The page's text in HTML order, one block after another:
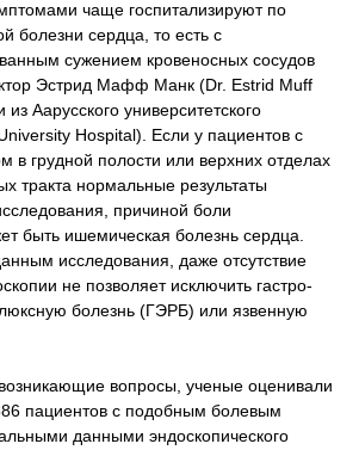
чаще госпитализируют по
болезни сердца, то есть с
сужением кровеносных сосудов
Эстрид Мафф Манк (Dr. Estrid Muff
из Аарусского университетского
Hospital). Если у пациентов с
в грудной полости или верхних отделах
тракта нормальные результаты
причиной боли
быть ишемическая болезнь сердца.
исследования, даже отсутствие
не позволяет исключить гастро-
болезнь (ГЭРБ) или язвенную
вопросы, ученые оценивали
пациентов с подобным болевым
данными эндоскопического